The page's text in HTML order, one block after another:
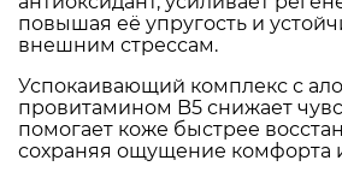
повышая её упругость и
внешним стрессам.
Успокаивающий комплекс с
провитамином B5 снижает
помогает коже быстрее
сохраняя ощущение комфорта